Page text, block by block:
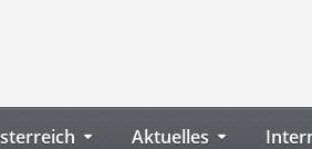
Aktuelles